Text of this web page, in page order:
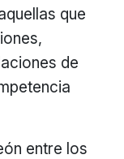
que
de
entre los